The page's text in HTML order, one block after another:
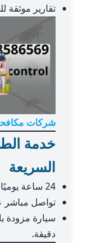
تقارير موثقة
شركات
خدمة
السريعة
24 ساعة يوميًا / 7 أيام في الأسبوع.
تواصل مباشر
دقيقة.